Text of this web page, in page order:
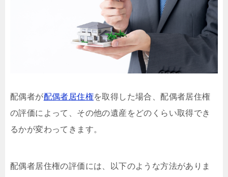
配偶者が配偶者居住権を取得した場合、配偶者居住権
の評価によって、その他の遺産をどのくらい取得でき
るかが変わってきます。
配偶者居住権の評価には、以下のような方法がありま